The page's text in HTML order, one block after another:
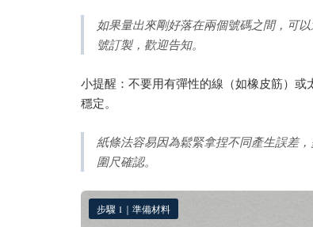
如果量出來剛好落在兩個號碼之間，可
號訂製，歡迎告知。
小提醒：不要用有彈性的線（如橡皮筋）
穩定。
紙條法容易因為鬆緊拿捏不同產生誤差
圍尺確認。
步驟 1｜準備材料